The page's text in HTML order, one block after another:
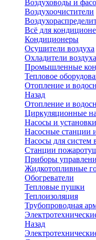
Воздуховоды и
Воздухоочистители
Всё для
Кондиционеры
Осушители воздуха
Охладители воздуха
Промышленные
Тепловое
Отопление и
Назад
Отопление и
Циркуляционные
Насосы и
Насосные станции
Насосы для систем
Станции
Приборы
Жидкотопливные
Обогреватели
Тепловые пушки
Теплоизоляция
Трубопроводная
Назад